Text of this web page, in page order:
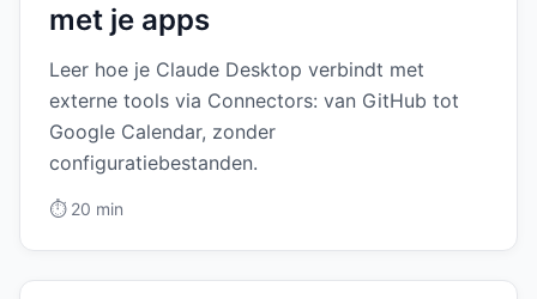
met je apps
Leer hoe je Claude Desktop verbindt met
externe tools via Connectors: van GitHub tot
Google Calendar, zonder
configuratiebestanden.
⏱️ 20 min